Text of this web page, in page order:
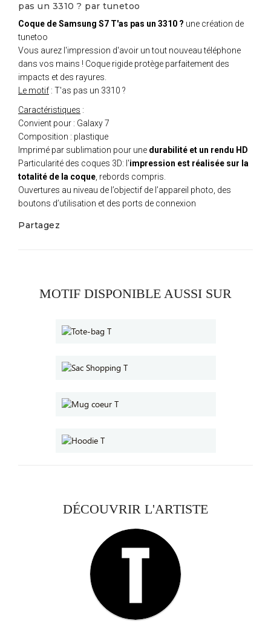
pas un 3310 ? par tunetoo
Coque de Samsung S7 T'as pas un 3310 ? une création de
tunetoo
Vous aurez l'impression d'avoir un tout nouveau téléphone
dans vos mains ! Coque rigide protège parfaitement des
impacts et des rayures.
Le motif : T'as pas un 3310 ?
Caractéristiques :
Convient pour : Galaxy 7
Composition : plastique
Imprimé par sublimation pour une durabilité et un rendu HD
Particularité des coques 3D: l'impression est réalisée sur la
totalité de la coque , rebords compris.
Ouvertures au niveau de l’objectif de l’appareil photo, des
boutons d’utilisation et des ports de connexion
Partagez
MOTIF DISPONIBLE AUSSI SUR
DÉCOUVRIR L'ARTISTE